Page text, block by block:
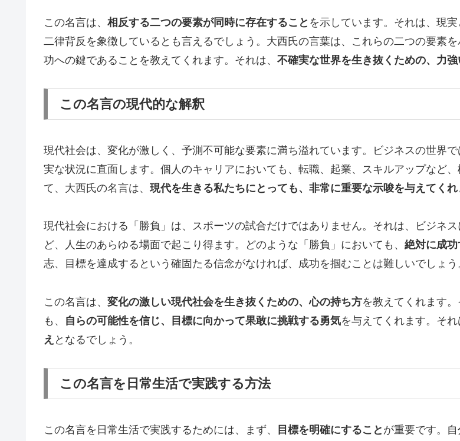
この名言は、 相反する二つの要素が同時に存在すること を示しています。それは、現
二律背反を象徴しているとも言えるでしょう。大西氏の言葉は、これらの二つの要素を
功への鍵であることを教えてくれます。それは、 不確実な世界を生き抜くための、力
この名言の現代的な解釈
現代社会は、変化が激しく、予測不可能な要素に満ち溢れています。ビジネスの世界
実な状況に直面します。個人のキャリアにおいても、転職、起業、スキルアップなど
て、大西氏の名言は、 現代を生きる私たちにとっても、非常に重要な示唆を与えてくれ
現代社会における「勝負」は、スポーツの試合だけではありません。それは、ビジネ
ど、人生のあらゆる場面で起こり得ます。どのような「勝負」においても、 絶対に成
志、目標を達成するという確固たる信念がなければ、成功を掴むことは難しいでしょう
この名言は、 変化の激しい現代社会を生き抜くための、心の持ち方を教えてくれます
も、 自らの可能性を信じ、目標に向かって果敢に挑戦する勇気を与えてくれます。そ
え となるでしょう。
この名言を日常生活で実践する方法
この名言を日常生活で実践するためには、まず、 目標を明確にすること が重要です。